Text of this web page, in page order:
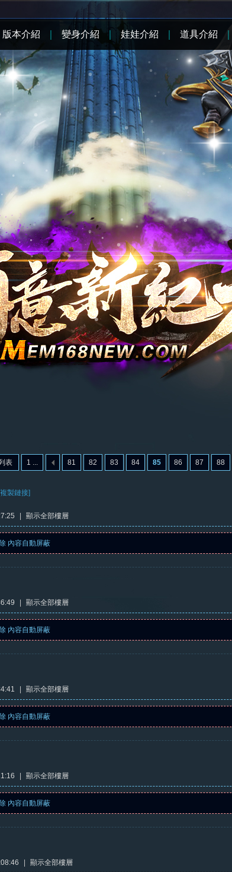
1 ... 81 82 83 84 85 86 87 88
表
[複製鏈接]
顯示全部樓層
內容自動屏蔽
顯示全部樓層
內容自動屏蔽
顯示全部樓層
內容自動屏蔽
顯示全部樓層
內容自動屏蔽
顯示全部樓層